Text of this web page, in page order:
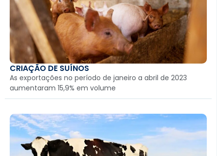
CRIAÇÃO DE SUÍNOS
As exportações no período de janeiro a abril de 2023
aumentaram 15,9% em volume